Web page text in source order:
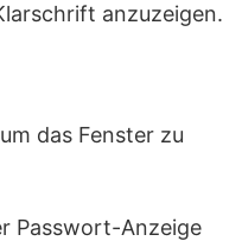
anzuzeigen.
das Fenster zu
Passwort-Anzeige